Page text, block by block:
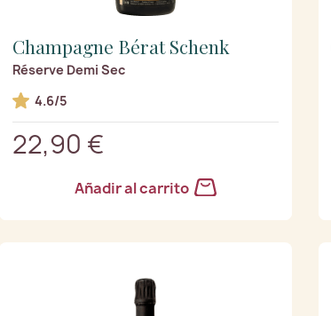
Champagne Bérat Schenk
Réserve Demi Sec
4.6/5
22,90 €
Añadir al carrito